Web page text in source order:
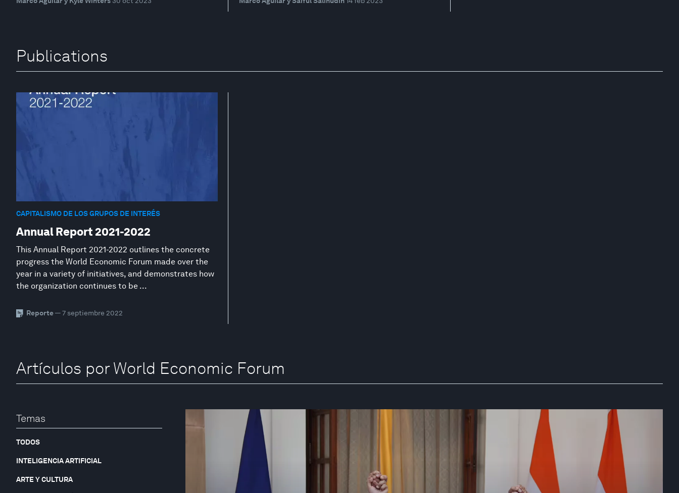
Publications
CAPITALISMO DE LOS GRUPOS DE INTERÉS
Annual Report 2021-2022
This Annual Report 2021-2022 outlines the concrete
progress the World Economic Forum made over the
year in a variety of initiatives, and demonstrates how
the organization continues to be ...
Reporte— 7 septiembre 2022
Artículos por World Economic Forum
Temas
TODOS
INTELIGENCIA ARTIFICIAL
ARTE Y CULTURA